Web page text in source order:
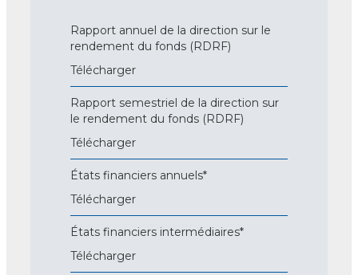
Rapport annuel de la direction sur le
rendement du fonds (RDRF)
Télécharger
Rapport semestriel de la direction sur
le rendement du fonds (RDRF)
Télécharger
États financiers annuels*
Télécharger
États financiers intermédiaires*
Télécharger